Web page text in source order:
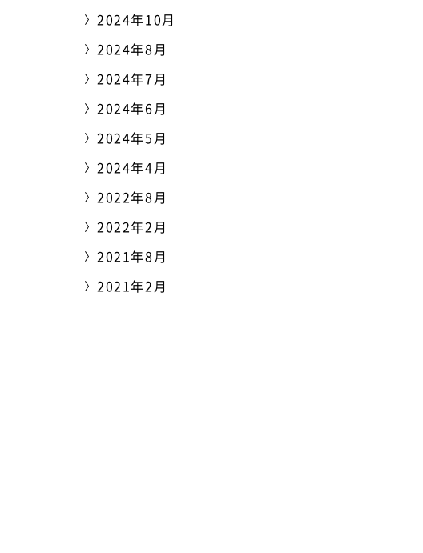
2024年10月
2024年8月
2024年7月
2024年6月
2024年5月
2024年4月
2022年8月
2022年2月
2021年8月
2021年2月